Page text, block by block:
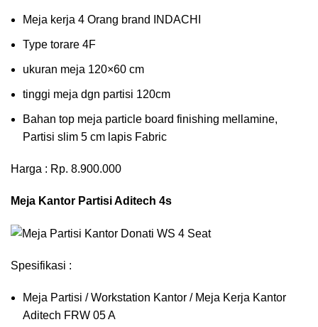
Meja kerja 4 Orang brand INDACHI
Type torare 4F
ukuran meja 120×60 cm
tinggi meja dgn partisi 120cm
Bahan top meja particle board finishing mellamine,
Partisi slim 5 cm lapis Fabric
Harga : Rp. 8.900.000
Meja Kantor Partisi Aditech 4s
Spesifikasi :
Meja Partisi / Workstation Kantor / Meja Kerja Kantor
Aditech FRW 05 A